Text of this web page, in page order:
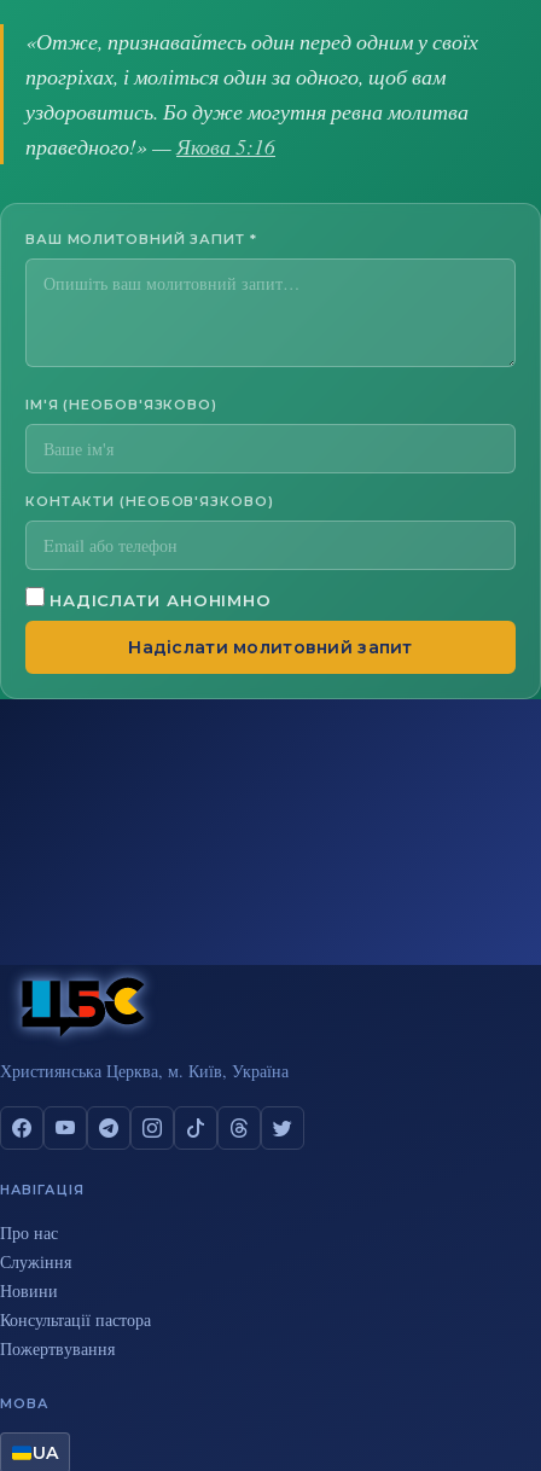
«Отже, признавайтесь один перед одним у своїх
прогріхах, і моліться один за одного, щоб вам
уздоровитись. Бо дуже могутня ревна молитва
праведного!» —Якова 5:16
ВАШ МОЛИТОВНИЙ ЗАПИТ *
ІМ'Я (НЕОБОВ'ЯЗКОВО)
КОНТАКТИ (НЕОБОВ'ЯЗКОВО)
НАДІСЛАТИ АНОНІМНО
Надіслати молитовний запит
Християнська Церква, м. Київ, Україна
НАВІГАЦІЯ
Про нас
Служіння
Новини
Консультації пастора
Пожертвування
МОВА
UA